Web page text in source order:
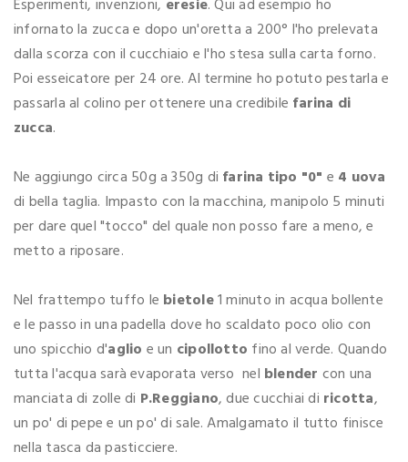
Esperimenti, invenzioni, eresie. Qui ad esempio ho
infornato la zucca e dopo un'oretta a 200° l'ho prelevata
dalla scorza con il cucchiaio e l'ho stesa sulla carta forno.
Poi esseicatore per 24 ore. Al termine ho potuto pestarla e
passarla al colino per ottenere una credibile farina di
zucca.
Ne aggiungo circa 50g a 350g di farina tipo "0" e 4 uova
di bella taglia. Impasto con la macchina, manipolo 5 minuti
per dare quel "tocco" del quale non posso fare a meno, e
metto a riposare.
Nel frattempo tuffo le bietole1 minuto in acqua bollente
e le passo in una padella dove ho scaldato poco olio con
uno spicchio d'aglio e un cipollotto fino al verde. Quando
tutta l'acqua sarà evaporata verso nel blender con una
manciata di zolle di P.Reggiano, due cucchiai di ricotta,
un po' di pepe e un po' di sale. Amalgamato il tutto finisce
nella tasca da pasticciere.